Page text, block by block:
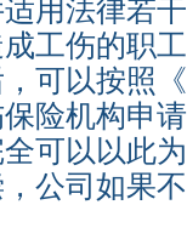
用法律若
工伤的职
可以按照
险机构申
可以以此
公司如果